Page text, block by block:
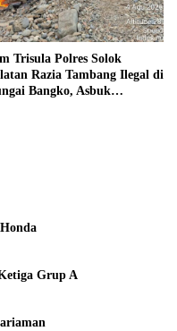
Trisula Polres Solok
Razia Tambang Ilegal di
Bangko, Asbuk
Grup A